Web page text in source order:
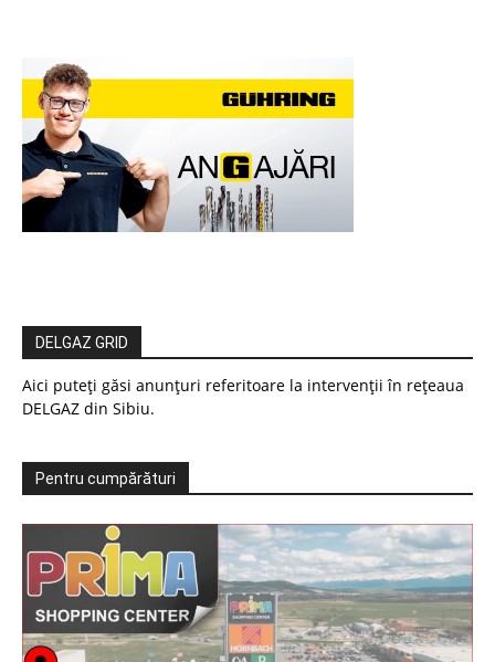
DELGAZ GRID
Aici puteți găsi anunțuri referitoare la intervenții în rețeaua
DELGAZ din Sibiu.
Pentru cumpărături